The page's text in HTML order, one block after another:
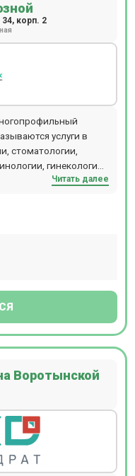
корп. 2
услуги в
стоматологии,
гинекологии,
В
рентгенографии,
лаборатория,
Женщинам
ВОЗ.
аппарат Morpheus
Читать далее
Воротынской